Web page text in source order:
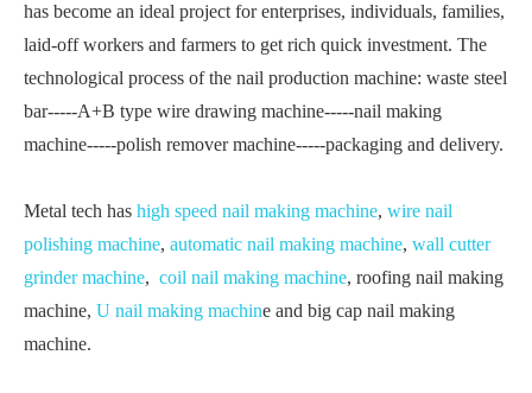
has become an ideal project for enterprises, individuals, families,
laid-off workers and farmers to get rich quick investment. The
technological process of the nail production machine: waste steel
bar-----A+B type wire drawing machine-----nail making
machine-----polish remover machine-----packaging and delivery.
Metal tech has high speed nail making machine, wire nail
polishing machine, automatic nail making machine, wall cutter
grinder machine, coil nail making machine, roofing nail making
machine, U nail making machine and big cap nail making
machine.